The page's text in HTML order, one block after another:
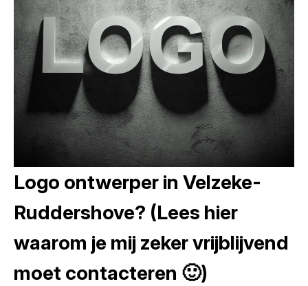
Logo ontwerper in Velzeke-
Ruddershove? (Lees hier
waarom je mij zeker vrijblijvend
moet contacteren 🙂)